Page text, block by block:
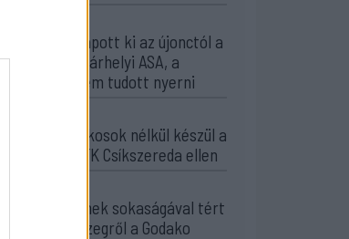
Otthon kapott ki az újonctól a
Marosvásárhelyi ASA, a
Steaua sem tudott nyerni
Kulcsjátékosok nélkül készül a
Farul az FK Csíkszereda ellen
Aranyérmek sokaságával tért
haza Kőszegről a Godako